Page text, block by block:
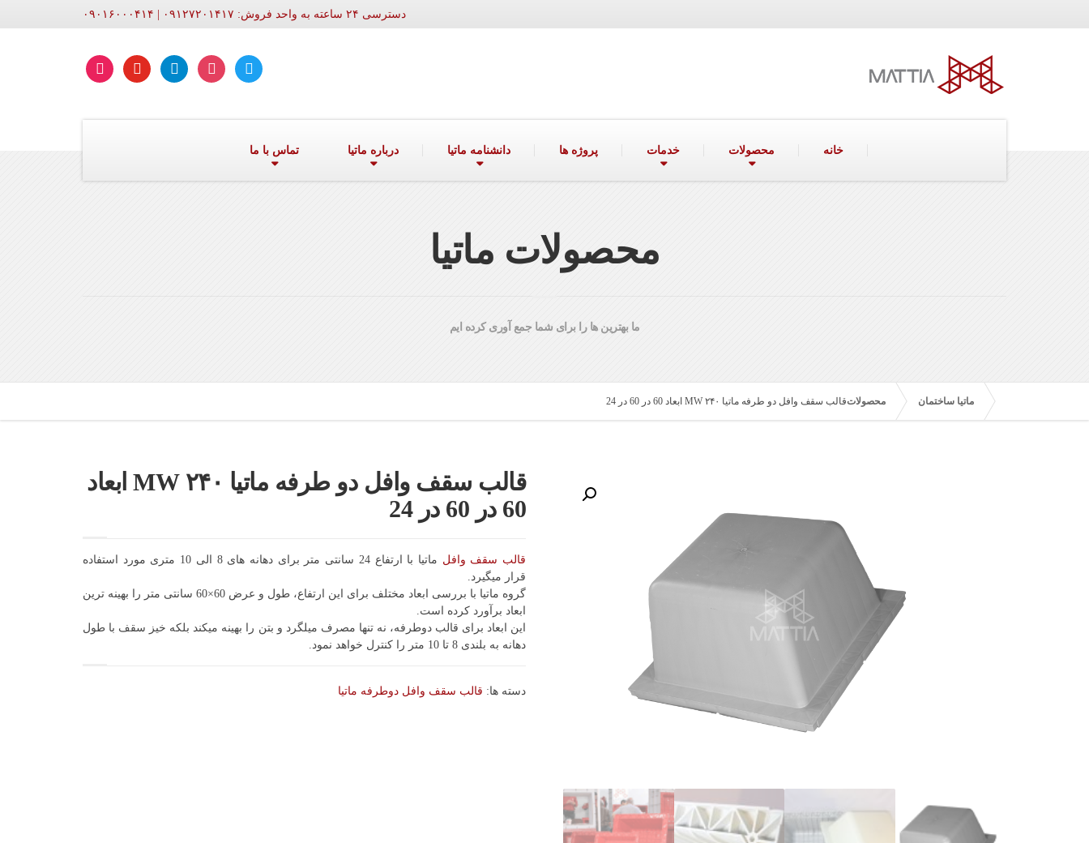
دسترسی ۲۴ ساعته به واحد فروش: ۰۹۱۲۷۲۰۱۴۱۷ | ۰۹۰۱۶۰۰۰۴۱۴
twitter
instagram
telegram
youtube
aparat
خانه محصولات خدمات پروژه ها دانشنامه ماتیا درباره ماتیا تماس با ما
محصولات ماتیا
ما بهترین ها را برای شما جمع آوری کرده ایم
ماتیا ساختمان محصولاتقالب سقف وافل دو طرفه ماتیا ۲۴۰ MW ابعاد 60 در 60 در 24
قالب سقف وافل دو طرفه ماتیا ۲۴۰ MW ابعاد
60 در 60 در 24
قالب سقف وافل
ماتیا با ارتفاع 24 سانتی متر برای دهانه های 8 الی 10 متری مورد استفاده
قرار میگیرد.
گروه ماتیا با بررسی ابعاد مختلف برای این ارتفاع، طول و عرض 60×60 سانتی متر را بهینه ترین
ابعاد برآورد کرده است.
این ابعاد برای قالب دوطرفه، نه تنها مصرف میلگرد و بتن را بهینه میکند بلکه خیز سقف با طول
دهانه به بلندی 8 تا 10 متر را کنترل خواهد نمود.
دسته ها: قالب سقف وافل دوطرفه ماتیا